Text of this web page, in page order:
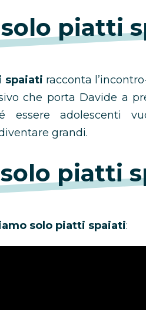
piatti
spaiati racconta
che porta Davide a
essere adolescenti
grandi.
piatti
solo piatti spaiati: